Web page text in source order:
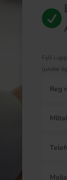

Fyll i
(under